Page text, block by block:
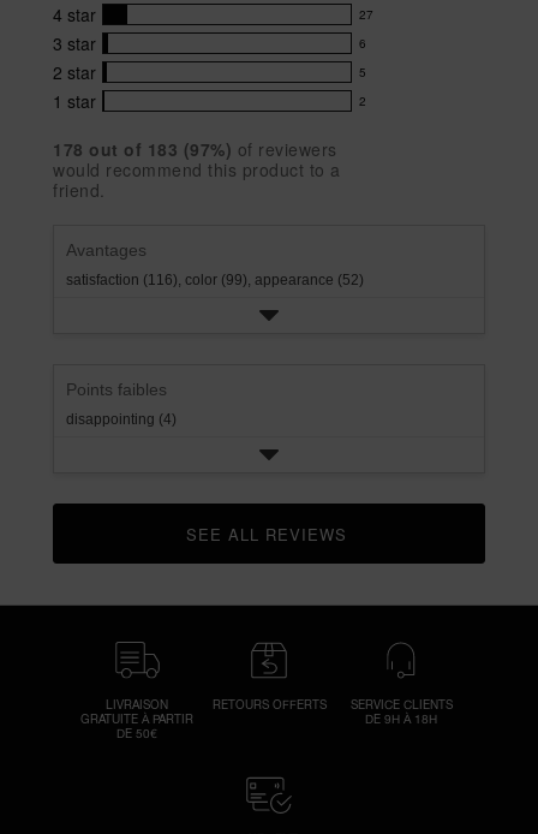
4.8
out
of
5
stars
reviews
with
5
star
rating.
4 star 27
27
reviews
with
4
rating.
3 star 6
6
reviews
with
star
rating.
2 star 5
5
reviews
2
star
rating.
1 star 2
2
with
1
178 out of 183 (97%) of reviewers
would recommend this product to a
friend.
Avantages
satisfaction (116), color (99), appearance (52)
Points faibles
disappointing (4)
CLICK TO GO TO ALL REVIEWS
LIVRAISON
GRATUITE À PARTIR
DE 50€
RETOURS OFFERTS
SERVICE CLIENTS
DE 9H À 18H